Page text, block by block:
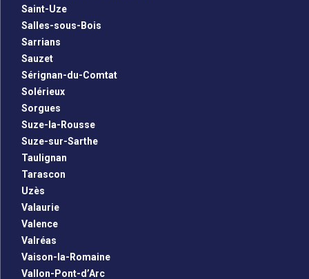
Saint-Uze
Salles-sous-Bois
Sarrians
Sauzet
Sérignan-du-Comtat
Solérieux
Sorgues
Suze-la-Rousse
Suze-sur-Sarthe
Taulignan
Tarascon
Uzès
Valaurie
Valence
Valréas
Vaison-la-Romaine
Vallon-Pont-d’Arc